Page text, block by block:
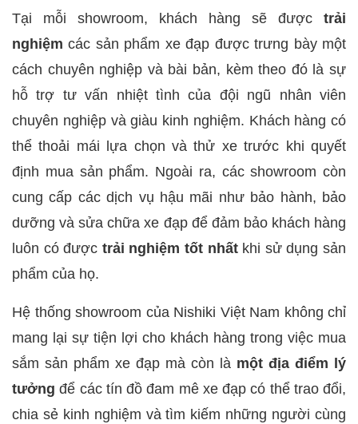
Tại mỗi showroom, khách hàng sẽ được trải
nghiệm các sản phẩm xe đạp được trưng bày một
cách chuyên nghiệp và bài bản, kèm theo đó là sự
hỗ trợ tư vấn nhiệt tình của đội ngũ nhân viên
chuyên nghiệp và giàu kinh nghiệm. Khách hàng có
thể thoải mái lựa chọn và thử xe trước khi quyết
định mua sản phẩm. Ngoài ra, các showroom còn
cung cấp các dịch vụ hậu mãi như bảo hành, bảo
dưỡng và sửa chữa xe đạp để đảm bảo khách hàng
luôn có được trải nghiệm tốt nhấtkhi sử dụng sản
phẩm của họ.
Hệ thống showroom của Nishiki Việt Nam không chỉ
mang lại sự tiện lợi cho khách hàng trong việc mua
sắm sản phẩm xe đạp mà còn là một địa điểm lý
tưởng để các tín đồ đam mê xe đạp có thể trao đổi,
chia sẻ kinh nghiệm và tìm kiếm những người cùng